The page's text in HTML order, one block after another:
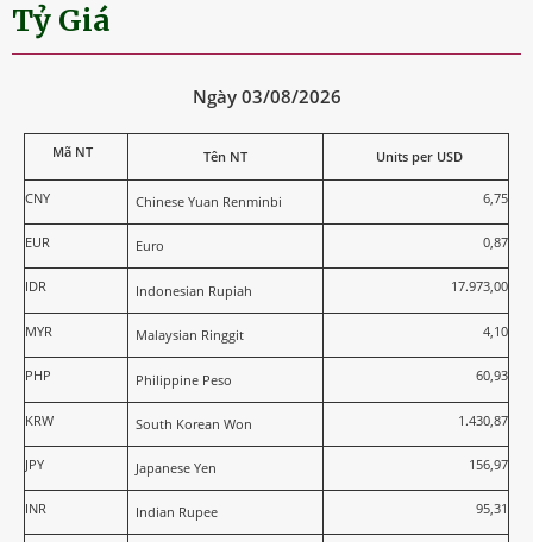
Tỷ Giá
Ngày 03/08/2026
Mã NT Tên NT Units per USD
CNY Chinese Yuan Renminbi 6,75
EUR Euro 0,87
IDR Indonesian Rupiah 17.973,00
MYR Malaysian Ringgit 4,10
PHP Philippine Peso 60,93
KRW South Korean Won 1.430,87
JPY Japanese Yen 156,97
INR Indian Rupee 95,31